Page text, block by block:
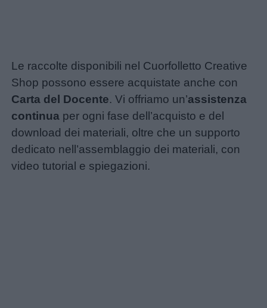
Le raccolte disponibili nel Cuorfolletto Creative
Shop possono essere acquistate anche con
Carta del Docente. Vi offriamo un’assistenza
continua per ogni fase dell’acquisto e del
download dei materiali, oltre che un supporto
dedicato nell’assemblaggio dei materiali, con
video tutorial e spiegazioni.